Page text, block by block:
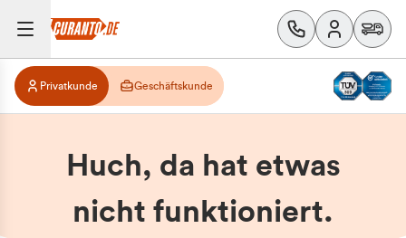
Privatkunde Geschäftskunde
Huch, da hat etwas
nicht funktioniert.